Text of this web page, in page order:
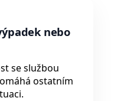
nebo
se službou
ostatním